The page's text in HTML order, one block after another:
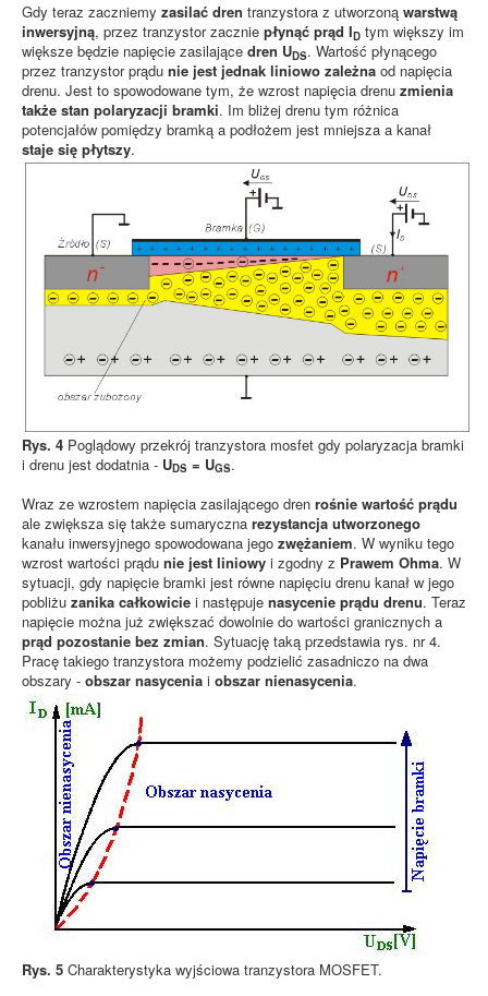
Gdy teraz zaczniemy zasilać dren tranzystora z utworzoną warstwą
inwersyjną, przez tranzystor zacznie płynąć prąd ID tym większy im
większe będzie napięcie zasilające dren UDS. Wartość płynącego
przez tranzystor prądu nie jest jednak liniowo zależna od napięcia
drenu. Jest to spowodowane tym, że wzrost napięcia drenu zmienia
także stan polaryzacji bramki. Im bliżej drenu tym różnica
potencjałów pomiędzy bramką a podłożem jest mniejsza a kanał
staje się płytszy.
Rys. 4 Poglądowy przekrój tranzystora mosfet gdy polaryzacja bramki
i drenu jest dodatnia - UDS = UGS.
Wraz ze wzrostem napięcia zasilającego dren rośnie wartość prądu
ale zwiększa się także sumaryczna rezystancja utworzonego
kanału inwersyjnego spowodowana jego zwężaniem. W wyniku tego
wzrost wartości prądu nie jest liniowy i zgodny z Prawem Ohma. W
sytuacji, gdy napięcie bramki jest równe napięciu drenu kanał w jego
pobliżu zanika całkowicie i następuje nasycenie prądu drenu. Teraz
napięcie można już zwiększać dowolnie do wartości granicznych a
prąd pozostanie bez zmian. Sytuację taką przedstawia rys. nr 4.
Pracę takiego tranzystora możemy podzielić zasadniczo na dwa
obszary - obszar nasycenia i obszar nienasycenia.
Rys. 5 Charakterystyka wyjściowa tranzystora MOSFET.